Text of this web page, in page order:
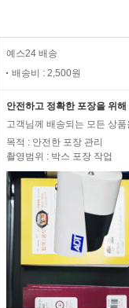
예스24 배송
배송비 : 2,500원
안전하고 정확한 포장을 위
고객님께 배송되는 모든 상
목적 : 안전한 포장 관리
촬영범위 : 박스 포장 작업